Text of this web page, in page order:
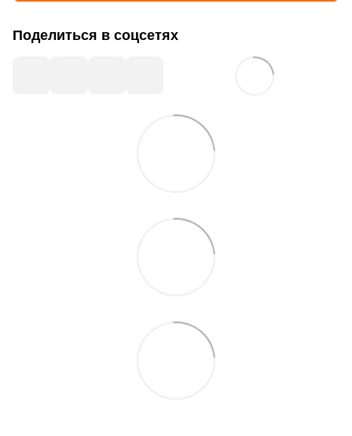
Поделиться в соцсетях